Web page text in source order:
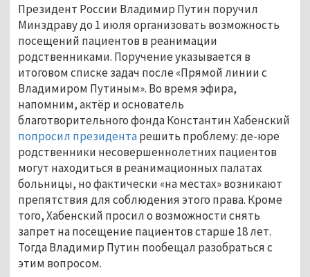
Президент России Владимир Путин поручил
Минздраву до 1 июля организовать возможность
посещений пациентов в реанимации
родственниками. Поручение указывается в
итоговом списке задач после «Прямой линии с
Владимиром Путиным». Во время эфира,
напомним, актёр и основатель
благотворительного фонда Константин Хабенский
попросил президентарешить проблему: де-юре
родственники несовершеннолетних пациентов
могут находиться в реанимационных палатах
больницы, но фактически «на местах» возникают
препятствия для соблюдения этого права. Кроме
того, Хабенский просил о возможности снять
запрет на посещение пациентов старше 18 лет.
Тогда Владимир Путин пообещал разобраться с
этим вопросом.